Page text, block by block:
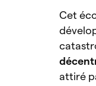
Cet
attiré